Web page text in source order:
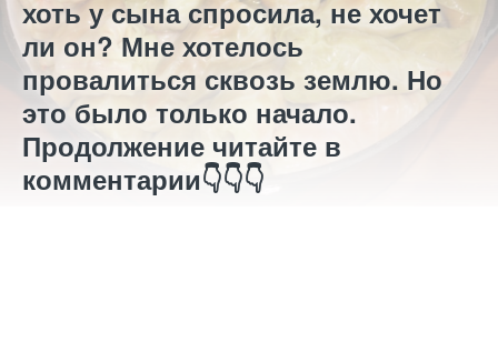
хоть у сына спросила, не хочет
ли он? Мне хотелось
провалиться сквозь землю. Но
это было только начало.
Продолжение читайте в
комментарии👇👇👇